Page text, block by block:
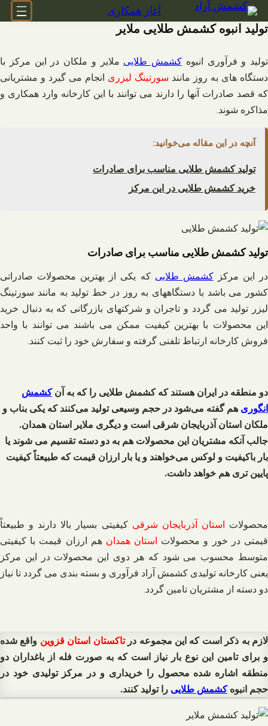
رفتن
به
محتوا
آغاز همکاری
تولید انبوه کشمش طلایی ملایر
تولید و فرآوری انبوه کشمش طلایی ملایر و ملکان در این مرکز با
دستگاه های به روز مانند سورتینگ لیزری انجام می گیرد و مشتریانی
که قصد صادرات آنها را دارند می توانند با این کارخانه وارد همکاری و
مذاکره شوند.
آنچه در این مقاله می‌خوانید:
تولید کشمش طلایی مناسب برای صادرات
خرید کشمش طلایی در این مرکز
تولید کشمش طلایی مناسب برای صادرات
در این مرکزکشمش طلایی که یکی از بهترین محصولات صادراتی
کشور می باشد با دستگاههای به روز در خط تولید به مانند سورتینگ
لیزر تولید می گردد و تاجران و شرکتهای بازرگانی که به دنبال خرید
این محصولات با بهترین کیفیت ممکن می باشند می توانند با واحد
فروش کارخانه ارتباط تلفنی گرفته و سفارش خود را ثبت کنند.
دو منطقه در ایران هستند که کشمش طلایی را که به آنکشمش
انگوری هم گفته می‌شود در حجم وسیعی تولید می‌کنند که یکی بناب و
ملکان استان آذربایجان شرقی است و دیگری ملایر استان همدان.
جالب آنکه مشتریان این محصولات هم به دو دسته تقسیم می شوند یا
بار باکیفیت و لوکس می‌خواهند و یا بار ارزان قیمت که طبیعتاً کیفیت
پایین تری هم خواهد داشت.
محصولات استان آذربایجان شرقی کیفیتی بسیار بالا دارند و طبیعتاً
قیمتی در خور و محصولات استان همدان هم ارزان قیمت با کیفیتی
متوسط محسوب می شود که هر دوی این محصولات در این مرکز
یعنی کارخانه تولیدی کشمش آراد فرآوری و بسته بندی می گردد تا نیاز
دو دسته از مشتریان تامین گردد.
لازم به ذکر است که این مجموعه درتاکستان استان قزوین واقع شده
و برای تامین این نوع بار نیاز است که به صورت فله از باغداران دو
منطقه اشاره شده محصول را خریداری و در مرکز تولیدی خود در
حجم انبوهکشمش طلایی را تولید کنند.